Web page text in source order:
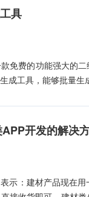
点是不是比挂号排队
音识别功能，这一
较方便。只要发音准
专业的判断。 很显然，这
以通过APP来解决。
严重或者危急的疾病
一种渠道。 xDigit信息科
流的APP定制开发技
方案供应商，汇聚全
具
免费的功能强大的二
成工具，能够批量生
开发的解决
：建材产品现在用